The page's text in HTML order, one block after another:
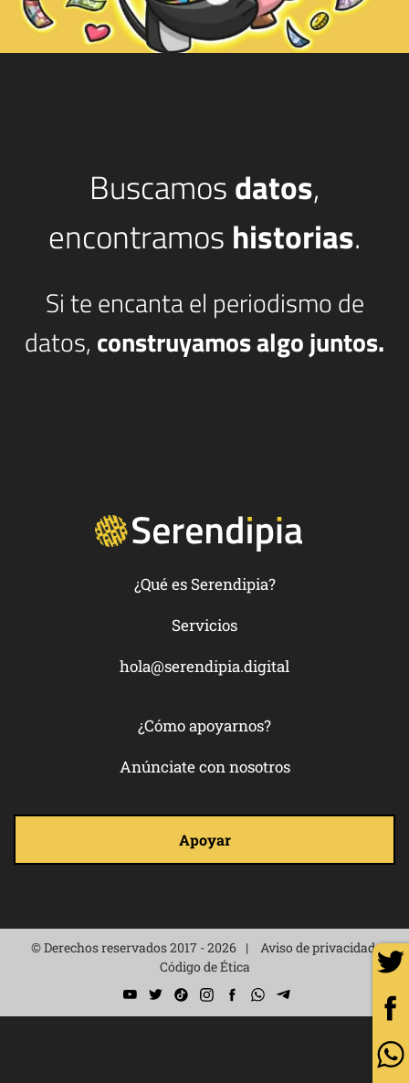
Buscamosdatos,
encontramos historias.
Si te encanta el periodismo de
datos, construyamos algo juntos.
¿Qué es Serendipia?
Servicios
hola@serendipia.digital
¿Cómo apoyarnos?
Anúnciate con nosotros
Apoyar
© Derechos reservados 2017 - 2026
Aviso de privacidad
Código de Ética